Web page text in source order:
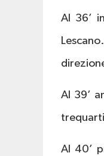
Al 36’
Al 39’
Al 40’